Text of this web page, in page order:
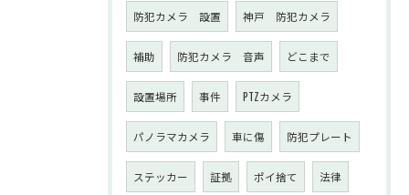
防犯カメラ 設置 神戸 防犯カメラ
補助 防犯カメラ 音声 どこまで
設置場所 事件 PTZカメラ
パノラマカメラ 車に傷 防犯プレート
ステッカー 証拠 ポイ捨て 法律